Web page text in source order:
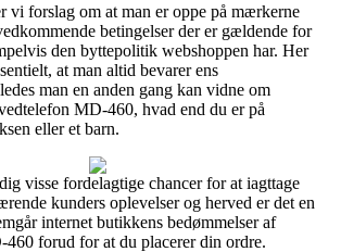
vi forslag om at man er oppe på mærkerne
betingelser der er gældende for
den byttepolitik webshoppen har. Her
at man altid bevarer ens
man en anden gang kan vidne om
MD-460, hvad end du er på
eller et barn.
visse fordelagtige chancer for at iagttage
kunders oplevelser og herved er det en
internet butikkens bedømmelser af
forud for at du placerer din ordre.